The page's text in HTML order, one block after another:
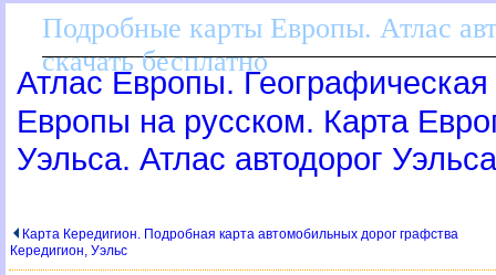
Подробные карты Европы. Атлас
скачать бесплатно
Атлас Европы. Географическая
Европы на русском. Карта
Уэльса. Атлас автодорог Уэльса
Карта Кередигион. Подробная карта автомобильных дорог графства
Кередигион, Уэльс